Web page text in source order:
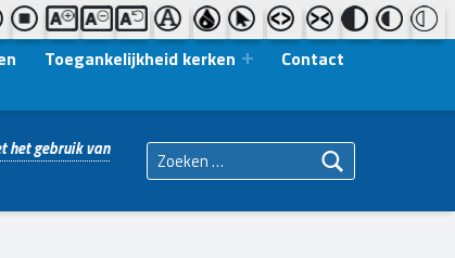
Toegankelijkheid kerken Contact
het gebruik van